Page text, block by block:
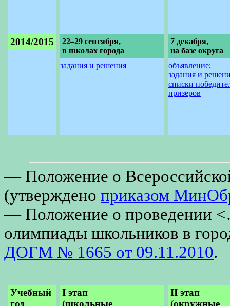
2014/2015
22–29 сентября,
в школах города
задания и решения
7 декабря,
на базе округа
объявление;
задания и
списки
призеров
— Положение о
(утверждено приказом
— Положение о проведении
олимпиады школьников в
ДОГМ № 1665 от 09.11.2010.
Учебный
год
I этап
(школьные
II этап
(окружные